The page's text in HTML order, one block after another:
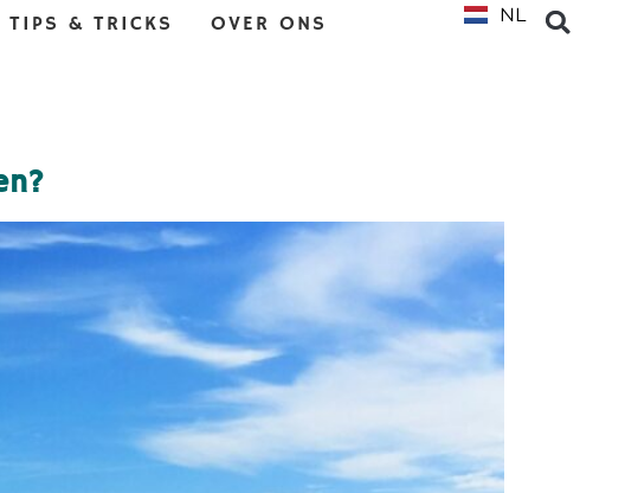
TIPS & TRICKS
OVER ONS
NL
EN